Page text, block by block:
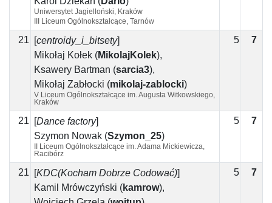
Uniwersytet Jagielloński, Kraków
III Liceum Ogólnokształcące, Tarnów
21 [centroidy_i_bitsety]
Mikołaj Kołek (MikolajKolek),
Ksawery Bartman (sarcia3),
Mikołaj Zabłocki (mikolaj-zablocki)
V Liceum Ogólnokształcące im. Augusta Witkowskiego,
Kraków
5 7
21 [Dance factory]
Szymon Nowak (Szymon_25)
II Liceum Ogólnokształcące im. Adama Mickiewicza,
Racibórz
5 7
21 [KDC(Kocham Dobrze Codować)]
Kamil Mrówczyński (kamrow),
5 7